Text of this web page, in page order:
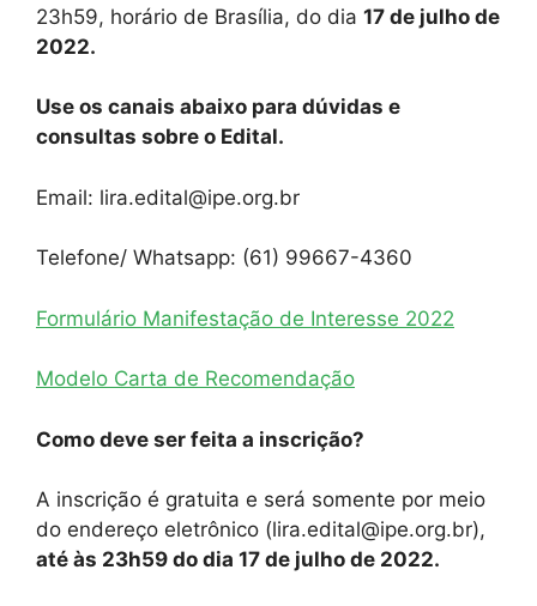
23h59, horário de Brasília, do dia 17 de julho de
2022.
Use os canais abaixo para dúvidas e
consultas sobre o Edital.
Email: lira.edital@ipe.org.br
Telefone/ Whatsapp: (61) 99667-4360
Formulário Manifestação de Interesse 2022
Modelo Carta de Recomendação
Como deve ser feita a inscrição?
A inscrição é gratuita e será somente por meio
do endereço eletrônico (lira.edital@ipe.org.br),
até às 23h59 do dia 17 de julho de 2022.